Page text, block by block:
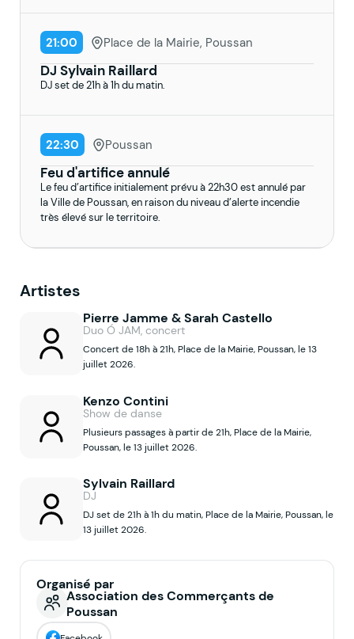
21:00 Place de la Mairie, Poussan
DJ Sylvain Raillard
DJ set de 21h à 1h du matin.
22:30 Poussan
Feu d'artifice annulé
Le feu d’artifice initialement prévu à 22h30 est annulé par
la Ville de Poussan, en raison du niveau d’alerte incendie
très élevé sur le territoire.
Artistes
Pierre Jamme & Sarah Castello
Duo Ó JAM, concert
Concert de 18h à 21h, Place de la Mairie, Poussan, le 13
juillet 2026.
Kenzo Contini
Show de danse
Plusieurs passages à partir de 21h, Place de la Mairie,
Poussan, le 13 juillet 2026.
Sylvain Raillard
DJ
DJ set de 21h à 1h du matin, Place de la Mairie, Poussan, le
13 juillet 2026.
Organisé par
Association des Commerçants de
Poussan